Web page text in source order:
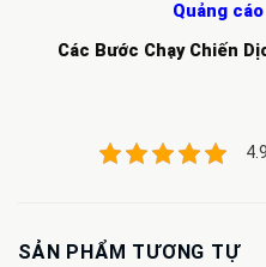
Quảng
Các Bước Chạy Chiến
SẢN PHẨM TƯƠNG TỰ